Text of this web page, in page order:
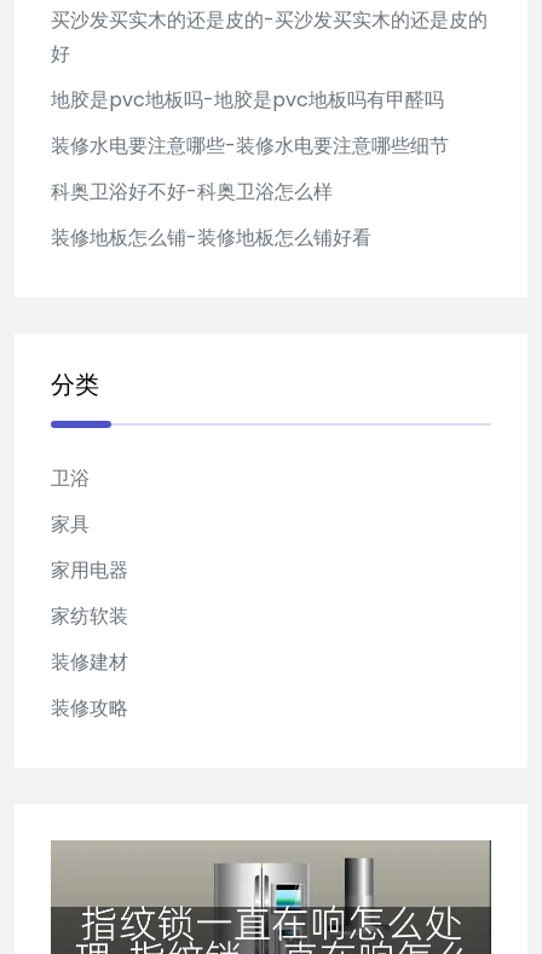
买沙发买实木的还是皮的-买沙发买实木的还是皮的
好
地胶是pvc地板吗-地胶是pvc地板吗有甲醛吗
装修水电要注意哪些-装修水电要注意哪些细节
科奥卫浴好不好-科奥卫浴怎么样
装修地板怎么铺-装修地板怎么铺好看
分类
卫浴
家具
家用电器
家纺软装
装修建材
装修攻略